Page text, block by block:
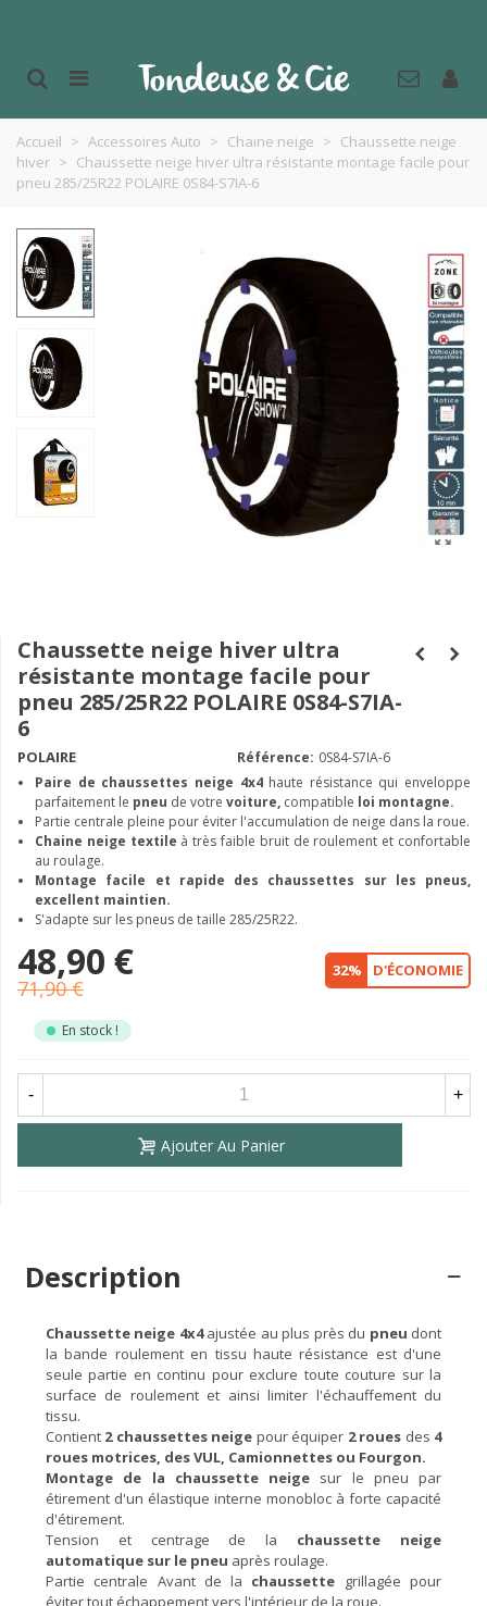
Accueil > Accessoires Auto > Chaine neige > Chaussette neige
hiver > Chaussette neige hiver ultra résistante montage facile pour
pneu 285/25R22 POLAIRE 0S84-S7IA-6
Chaussette neige hiver ultra
résistante montage facile pour
pneu 285/25R22 POLAIRE 0S84-S7IA-
6
POLAIRE Référence: 0S84-S7IA-6
Paire de chaussettes neige 4x4haute résistance qui enveloppe
parfaitement le pneu de votre voiture, compatible loi montagne.
Partie centrale pleine pour éviter l'accumulation de neige dans la roue.
Chaine neige textile à très faible bruit de roulement et confortable
au roulage.
Montage facile et rapide des chaussettes sur les pneus,
excellent maintien.
S'adapte sur les pneus de taille 285/25R22.
48,90 €
71,90 €
32% D'ÉCONOMIE
En stock !
- +
Ajouter Au Panier
Description
Chaussette neige 4x4ajustée au plus près du pneu dont
la bande roulement en tissu haute résistance est d'une
seule partie en continu pour exclure toute couture sur la
surface de roulement et ainsi limiter l'échauffement du
tissu.
Contient 2 chaussettes neige pour équiper 2 roues des 4
roues motrices, des VUL, Camionnettes ou Fourgon.
Montage de la chaussette neige sur le pneu par
étirement d'un élastique interne monobloc à forte capacité
d'étirement.
Tension et centrage de la chaussette neige
automatique sur le pneu après roulage.
Partie centrale Avant de la chaussette grillagée pour
éviter tout échappement vers l'intérieur de la roue.